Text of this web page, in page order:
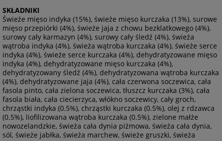
SKŁADNIKI
Świeże mięso indyka (15%), świeże mięso kurczaka (13%), surowe
mięso przepiórki (4%), świeże jaja z chowu bezklatkowego (4%),
surowy cały karmazyn (4%), surowy cały śledź (4%), świeża
wątroba indyka (4%), świeża wątroba kurczaka (4%), świeże serce
indyka (4%), świeże serce kurczaka (4%), dehydratyzowane mięso
indyka (4%), dehydratyzowane mięso kurczaka (4%),
dehydratyzowany śledź (4%), dehydratyzowana wątroba kurczaka
(4%), dehydratyzowane jaja (4%), cała czerwona soczewica, cała
fasola pinto, cała zielona soczewica, tłuszcz kurczaka (3%), cała
fasola biała, cała ciecierzyca, włókno soczewicy, cały groch,
chrząstki indyka (0.5%), chrząstki kurczaka (0.5%), olej z rdzawca
(0.5%), liofilizowana wątroba kurczaka (0.5%), zielone małże
nowozelandzkie, świeża cała dynia piżmowa, świeża cała dynia,
sól, świeże jabłka, świeża marchew, świeże gruszki, świeża